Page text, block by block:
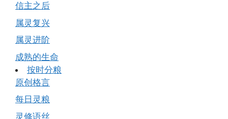
信主之后
属灵复兴
属灵进阶
成熟的生命
按时分粮
原创格言
每日灵粮
灵修语丝